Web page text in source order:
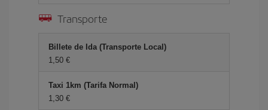
Transporte
Billete de Ida (Transporte Local)
1,50 €
Taxi 1km (Tarifa Normal)
1,30 €